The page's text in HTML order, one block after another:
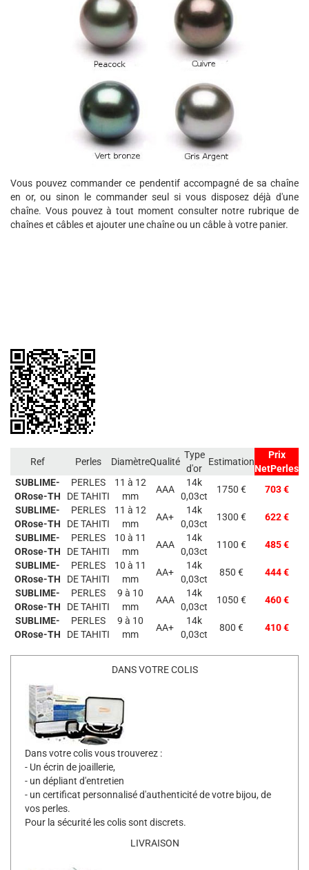
Vous pouvez commander ce pendentif accompagné de sa chaîne
en or, ou sinon le commander seul si vous disposez déjà d'une
chaîne. Vous pouvez à tout moment consulter notre rubrique de
chaînes et câbles et ajouter une chaîne ou un câble à votre panier.
Ref Perles DiamètreQualité
Type
d'or
Estimation
Prix
NetPerles
SUBLIME-
ORose-TH
PERLES
DE TAHITI
11 à 12
mm
AAA
14k
0,03ct
1750 €
703 €
SUBLIME-
ORose-TH
PERLES
DE TAHITI
11 à 12
mm
AA+
14k
0,03ct
1300 €
622 €
SUBLIME-
ORose-TH
PERLES
DE TAHITI
10 à 11
mm
AAA
14k
0,03ct
1100 €
485 €
SUBLIME-
ORose-TH
PERLES
DE TAHITI
10 à 11
mm
AA+
14k
0,03ct
850 €
444 €
SUBLIME-
ORose-TH
PERLES
DE TAHITI
9 à 10
mm
AAA
14k
0,03ct
1050 €
460 €
SUBLIME-
ORose-TH
PERLES
DE TAHITI
9 à 10
mm
AA+
14k
0,03ct
800 € 410 €
DANS VOTRE COLIS
Dans votre colis vous trouverez :
- Un écrin de joaillerie,
- un dépliant d'entretien
- un certificat personnalisé d'authenticité de votre bijou, de
vos perles.
Pour la sécurité les colis sont discrets.
LIVRAISON